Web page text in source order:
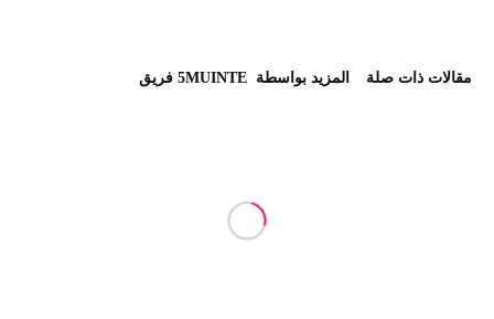
‫مقالات ذات صلة‬ ‫‫المزيد بواسطة‬ ‬ 5MUINTE فريق